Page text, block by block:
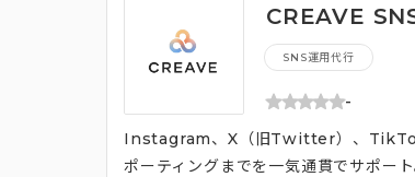
CREAVE
SNS運用代行
-
Instagram、X（旧Twitter）、TikTok
ポーティングまでを一気通貫でサポー